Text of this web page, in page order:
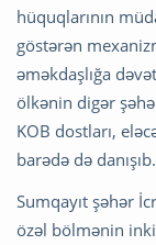
hüquqlarının
göstərən
əməkdaşlığa
ölkənin digər
KOB dostları,
barədə də danışıb.
Sumqayıt şəhər
özəl bölmənin